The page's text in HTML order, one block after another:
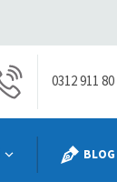
0312 911
BLOG